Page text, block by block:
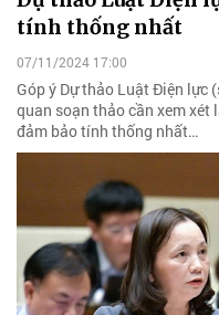
tính thống nhất
07/11/2024 17:00
Góp ý Dự thảo Luật Điện lực
quan soạn thảo cần xem xét
đảm bảo tính thống nhất…